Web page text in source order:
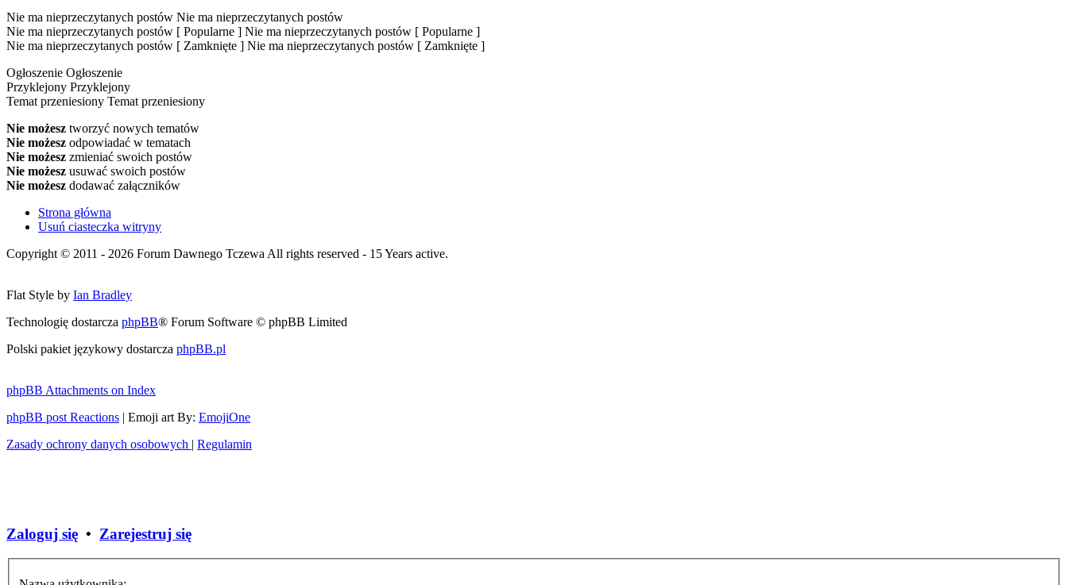
Nie ma nieprzeczytanych postów Nie ma nieprzeczytanych postów
Nie ma nieprzeczytanych postów [ Popularne ] Nie ma nieprzeczytanych postów [ Popularne ]
Nie ma nieprzeczytanych postów [ Zamknięte ] Nie ma nieprzeczytanych postów [ Zamknięte ]
Ogłoszenie Ogłoszenie
Przyklejony Przyklejony
Temat przeniesiony Temat przeniesiony
Nie możesz tworzyć nowych tematów
Nie możesz odpowiadać w tematach
Nie możesz zmieniać swoich postów
Nie możesz usuwać swoich postów
Nie możesz dodawać załączników
Strona główna
Usuń ciasteczka witryny
Copyright © 2011 - 2026 Forum Dawnego Tczewa All rights reserved - 15 Years active.
Flat Style by Ian Bradley
Technologię dostarcza phpBB® Forum Software © phpBB Limited
Polski pakiet językowy dostarcza phpBB.pl
phpBB Attachments on Index
phpBB post Reactions | Emoji art By: EmojiOne
Zasady ochrony danych osobowych | Regulamin
Zaloguj się • Zarejestruj się